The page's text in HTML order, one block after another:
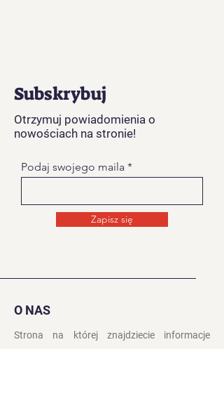
Subskrybuj
Otrzymuj powiadomienia o
nowościach na stronie!
Podaj swojego maila
Zapisz się
O NAS
Strona na której znajdziecie informacje